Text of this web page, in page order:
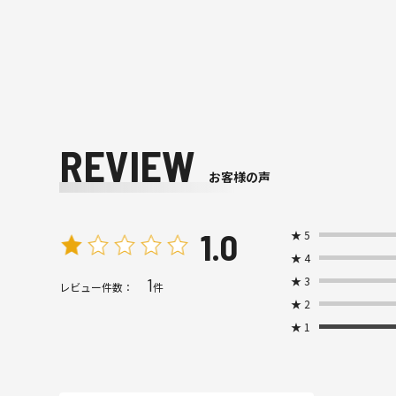
REVIEW お客様の声
1.0
レビュー件数： 1件
★5
★4
★3
★ 2
★ 1